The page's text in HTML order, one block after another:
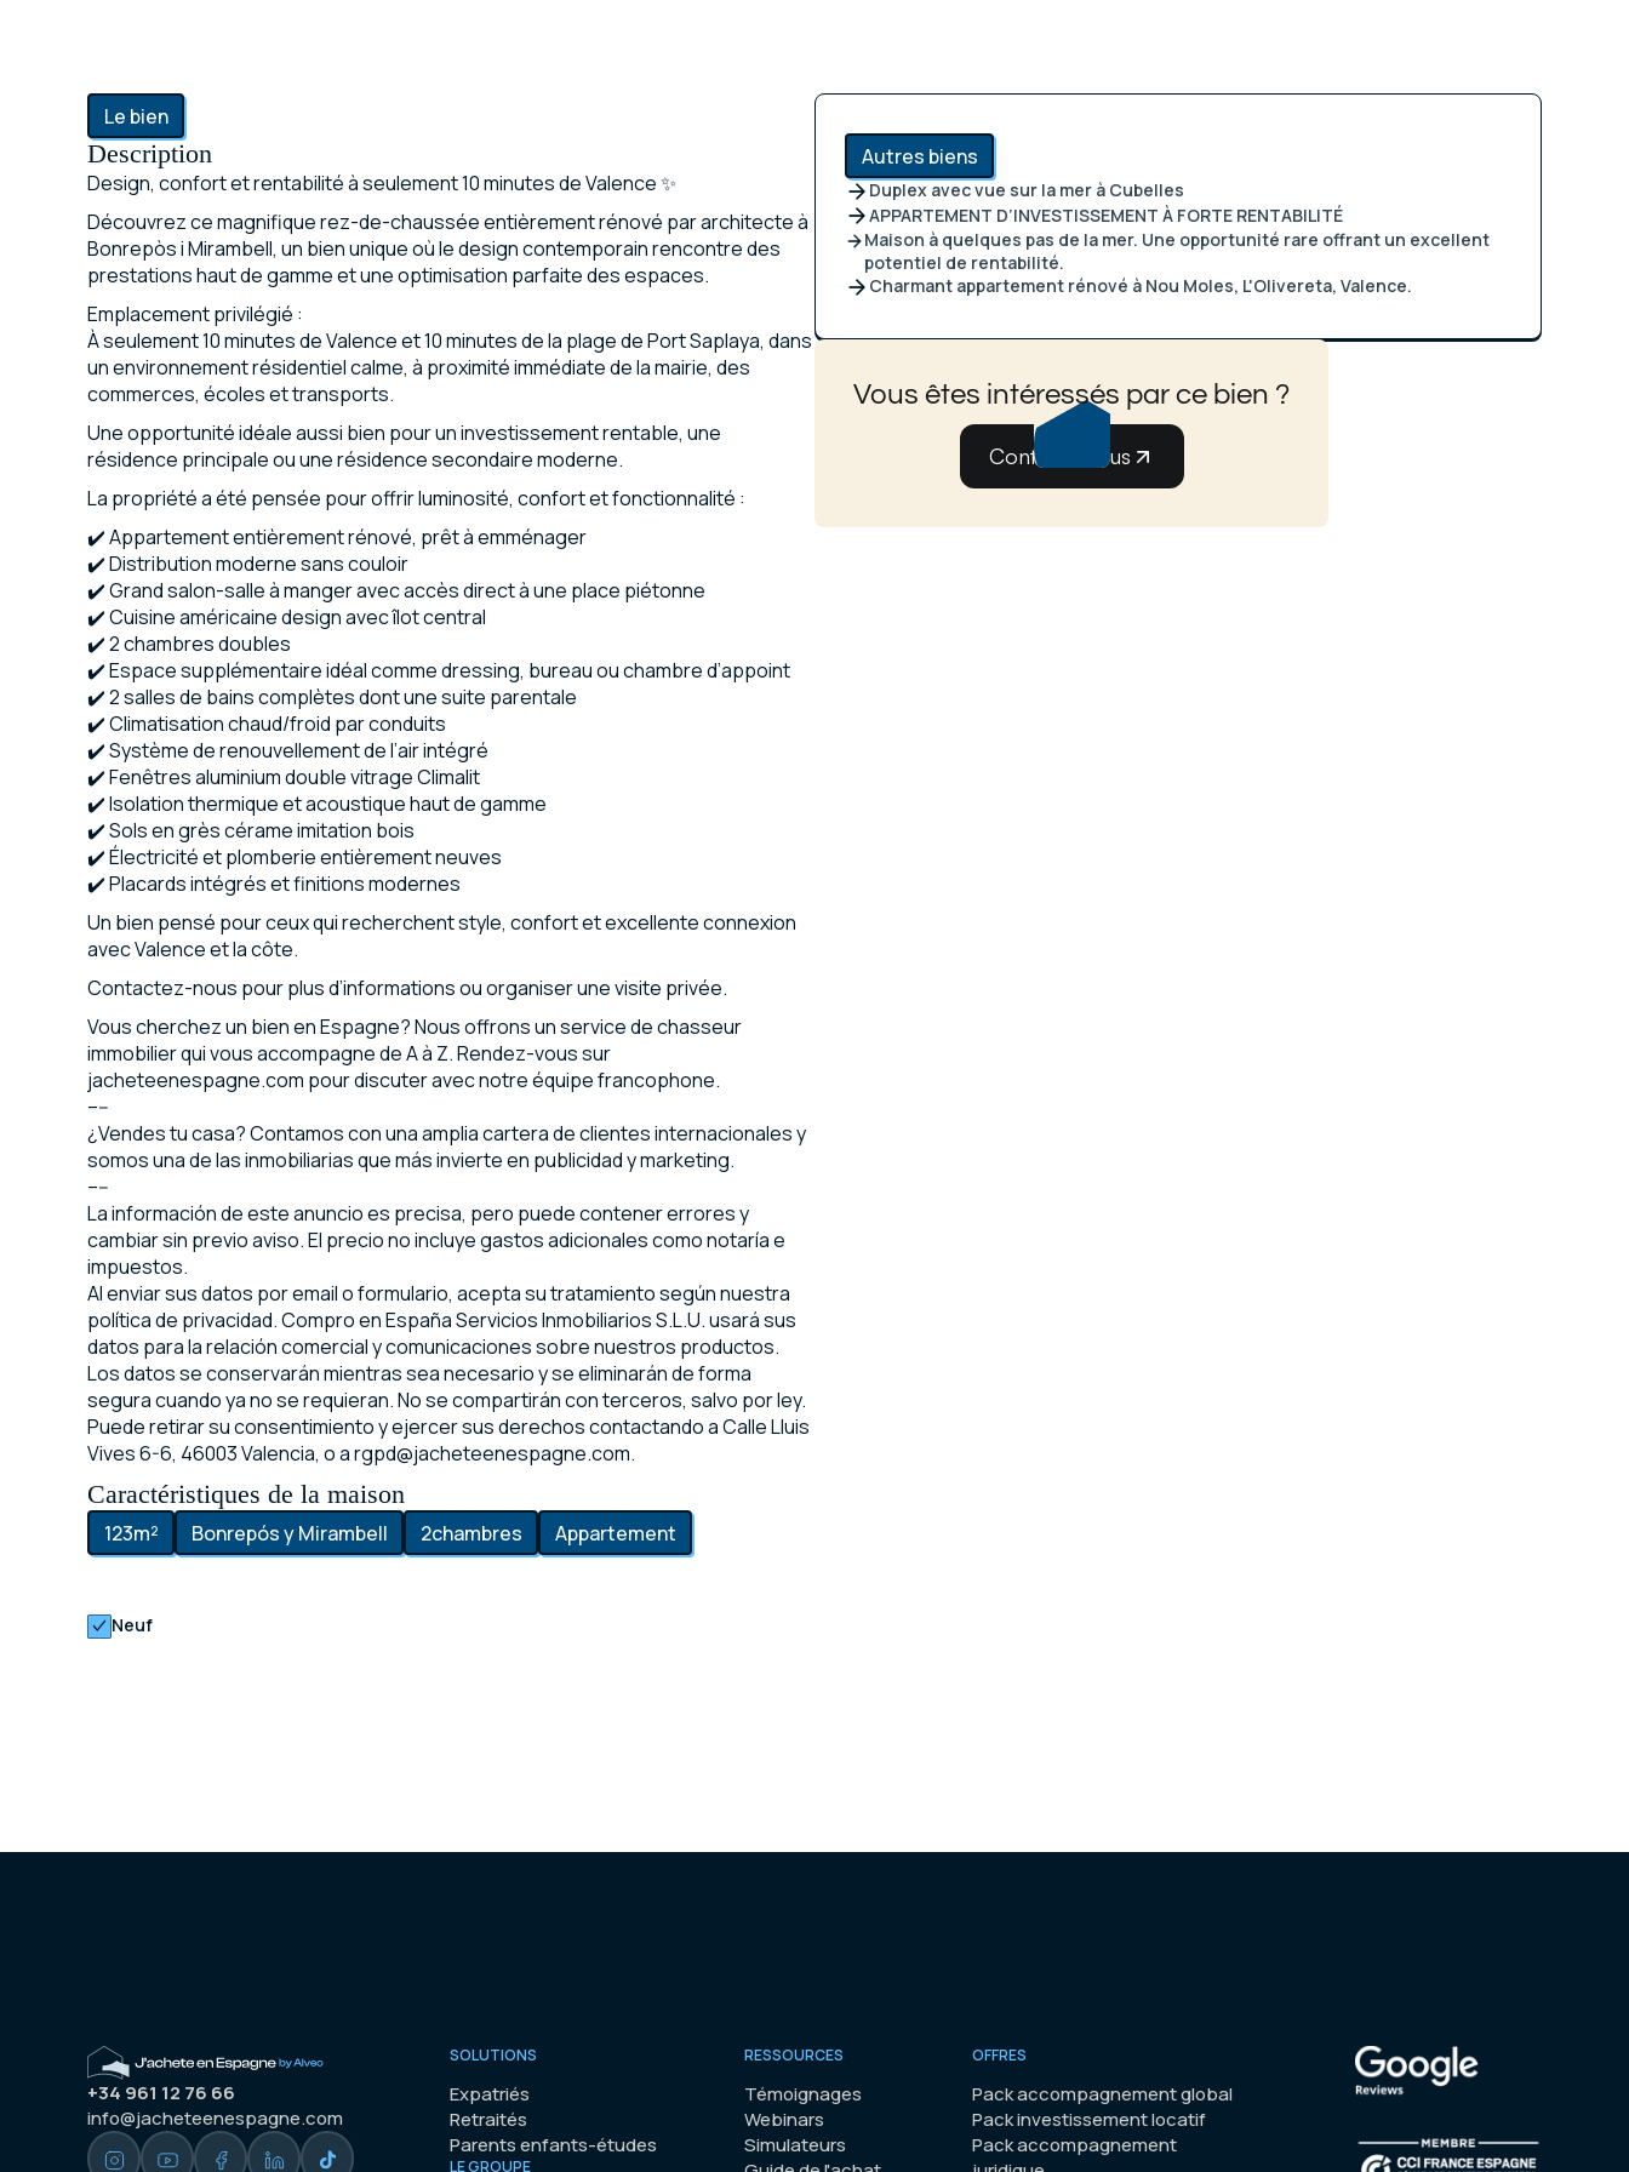
Le bien
Description
Design, confort et rentabilité à seulement 10 minutes de Valence ✨
Découvrez ce magnifique rez-de-chaussée entièrement rénové par architecte à
Bonrepòs i Mirambell, un bien unique où le design contemporain rencontre des
prestations haut de gamme et une optimisation parfaite des espaces.
Emplacement privilégié :
À seulement 10 minutes de Valence et 10 minutes de la plage de Port Saplaya, dans
un environnement résidentiel calme, à proximité immédiate de la mairie, des
commerces, écoles et transports.
Une opportunité idéale aussi bien pour un investissement rentable, une
résidence principale ou une résidence secondaire moderne.
La propriété a été pensée pour offrir luminosité, confort et fonctionnalité :
✔️ Appartement entièrement rénové, prêt à emménager
✔️ Distribution moderne sans couloir
✔️ Grand salon-salle à manger avec accès direct à une place piétonne
✔️ Cuisine américaine design avec îlot central
✔️ 2 chambres doubles
✔️ Espace supplémentaire idéal comme dressing, bureau ou chambre d’appoint
✔️ 2 salles de bains complètes dont une suite parentale
✔️ Climatisation chaud/froid par conduits
✔️ Système de renouvellement de l’air intégré
✔️ Fenêtres aluminium double vitrage Climalit
✔️ Isolation thermique et acoustique haut de gamme
✔️ Sols en grès cérame imitation bois
✔️ Électricité et plomberie entièrement neuves
✔️ Placards intégrés et finitions modernes
Un bien pensé pour ceux qui recherchent style, confort et excellente connexion
avec Valence et la côte.
Contactez-nous pour plus d’informations ou organiser une visite privée.
Vous cherchez un bien en Espagne? Nous offrons un service de chasseur
immobilier qui vous accompagne de A à Z. Rendez-vous sur
jacheteenespagne.com pour discuter avec notre équipe francophone.
–--
¿Vendes tu casa? Contamos con una amplia cartera de clientes internacionales y
somos una de las inmobiliarias que más invierte en publicidad y marketing.
–--
La información de este anuncio es precisa, pero puede contener errores y
cambiar sin previo aviso. El precio no incluye gastos adicionales como notaría e
impuestos.
Al enviar sus datos por email o formulario, acepta su tratamiento según nuestra
política de privacidad. Compro en España Servicios Inmobiliarios S.L.U. usará sus
datos para la relación comercial y comunicaciones sobre nuestros productos.
Los datos se conservarán mientras sea necesario y se eliminarán de forma
segura cuando ya no se requieran. No se compartirán con terceros, salvo por ley.
Puede retirar su consentimiento y ejercer sus derechos contactando a Calle Lluis
Vives 6-6, 46003 Valencia, o a rgpd@jacheteenespagne.com.
Caractéristiques de la maison
123m² Bonrepós y Mirambell 2chambres Appartement
Neuf
Autres biens
Duplex avec vue sur la mer à Cubelles
APPARTEMENT D’INVESTISSEMENT À FORTE RENTABILITÉ
Maison à quelques pas de la mer. Une opportunité rare offrant un excellent
potentiel de rentabilité.
Charmant appartement rénové à Nou Moles, L'Olivereta, Valence.
Vous êtes intéressés par ce bien ?
Contatez-nous
+34 961 12 76 66
info@jacheteenespagne.com
SOLUTIONS
Expatriés
Retraités
Parents enfants-études
LE GROUPE
RESSOURCES
Témoignages
Webinars
Simulateurs
OFFRES
Pack accompagnement global
Pack investissement locatif
Pack accompagnement